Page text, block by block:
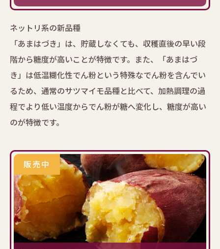
ネットリ系の新品種
「あまはづき」は、貯蔵しなくても、収穫直後の早い段
階から糖度が高いことが特徴です。また、「あまはづ
き」は低温糊化性でん粉という特殊なでん粉を含んでい
るため、通常のサツマイモ品種と比べて、加熱調理の過
程でより低い温度からでん粉が糖へ変化し、糖度が高い
のが特徴です。
販売中